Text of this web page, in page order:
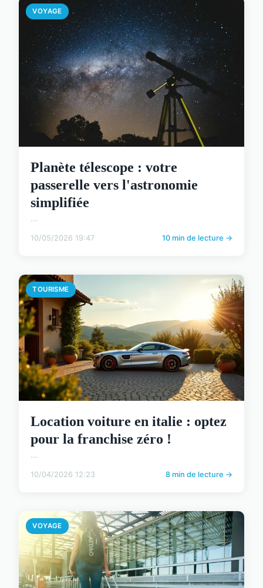
VOYAGE
Planète télescope : votre
passerelle vers l'astronomie
simplifiée
...
10/05/2026 19:47 10 min de lecture →
TOURISME
Location voiture en italie : optez
pour la franchise zéro !
...
10/04/2026 12:23 8 min de lecture →
VOYAGE